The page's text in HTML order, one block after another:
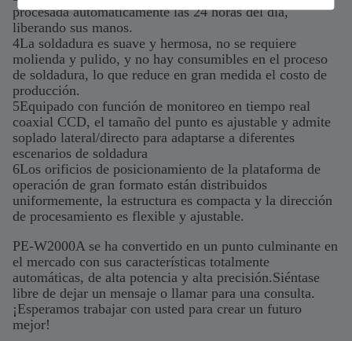
procesada automáticamente las 24 horas del día,
liberando sus manos.
4La soldadura es suave y hermosa, no se requiere
molienda y pulido, y no hay consumibles en el proceso
de soldadura, lo que reduce en gran medida el costo de
producción.
5Equipado con función de monitoreo en tiempo real
coaxial CCD, el tamaño del punto es ajustable y admite
soplado lateral/directo para adaptarse a diferentes
escenarios de soldadura
6Los orificios de posicionamiento de la plataforma de
operación de gran formato están distribuidos
uniformemente, la estructura es compacta y la dirección
de procesamiento es flexible y ajustable.
PE-W2000A se ha convertido en un punto culminante en
el mercado con sus características totalmente
automáticas, de alta potencia y alta precisión.Siéntase
libre de dejar un mensaje o llamar para una consulta.
¡Esperamos trabajar con usted para crear un futuro
mejor!